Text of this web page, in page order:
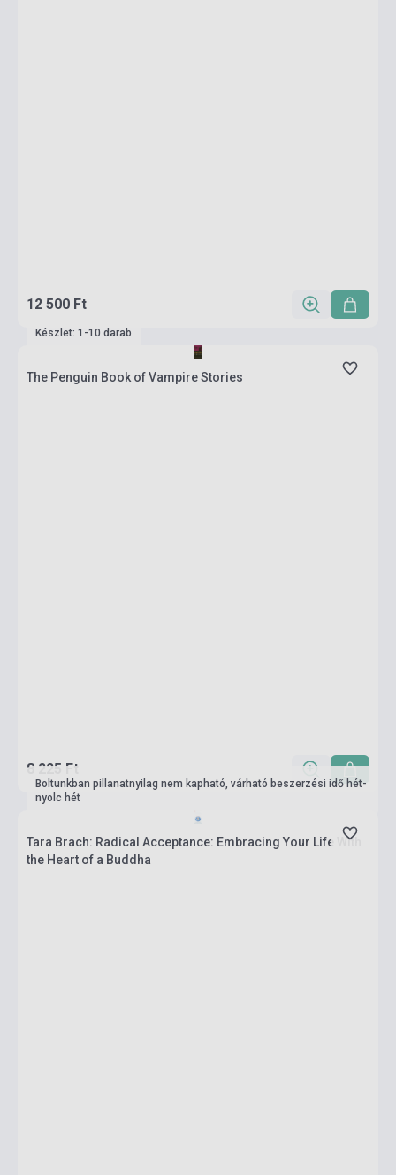
12 500 Ft
Készlet: 1-10 darab
The Penguin Book of Vampire Stories
8 225 Ft
Boltunkban pillanatnyilag nem kapható, várható beszerzési idő hét-
nyolc hét
Tara Brach: Radical Acceptance: Embracing Your Life With
the Heart of a Buddha